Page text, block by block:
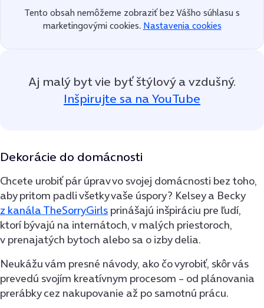
Tento obsah nemôžeme zobraziť bez Vášho súhlasu s
marketingovými cookies. Nastavenia cookies
Aj malý byt vie byť štýlový a vzdušný.
Inšpirujte sa na YouTube
Dekorácie do domácnosti
Chcete urobiť pár úprav vo svojej domácnosti bez toho,
aby pritom padli všetky vaše úspory? Kelsey a Becky
z kanála TheSorryGirls prinášajú inšpiráciu pre ľudí,
ktorí bývajú na internátoch, v malých priestoroch,
v prenajatých bytoch alebo sa o izby delia.
Neukážu vám presné návody, ako čo vyrobiť, skôr vás
prevedú svojím kreatívnym procesom – od plánovania
prerábky cez nakupovanie až po samotnú prácu.